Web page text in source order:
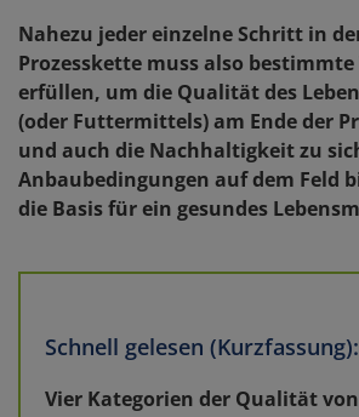
Nahezu jeder einzelne Schritt in
Prozesskette muss also bestimmte
erfüllen, um die Qualität des
(oder Futtermittels) am Ende der
und auch die Nachhaltigkeit zu
Anbaubedingungen auf dem Feld
die Basis für ein gesundes
Schnell gelesen (Kurzfassung):
Vier Kategorien der Qualität